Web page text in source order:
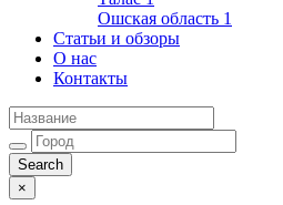
Ошская область 1
Статьи и обзоры
О нас
Контакты
×